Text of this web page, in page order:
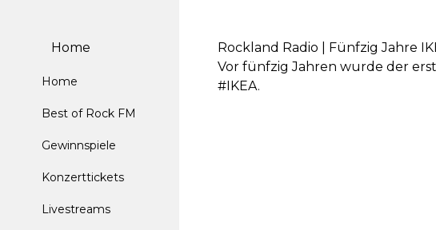
Home
Home
Best of Rock FM
Gewinnspiele
Konzerttickets
Livestreams
Rockland Radio | Fünfzig Jahre
Vor fünfzig Jahren wurde der
#IKEA.